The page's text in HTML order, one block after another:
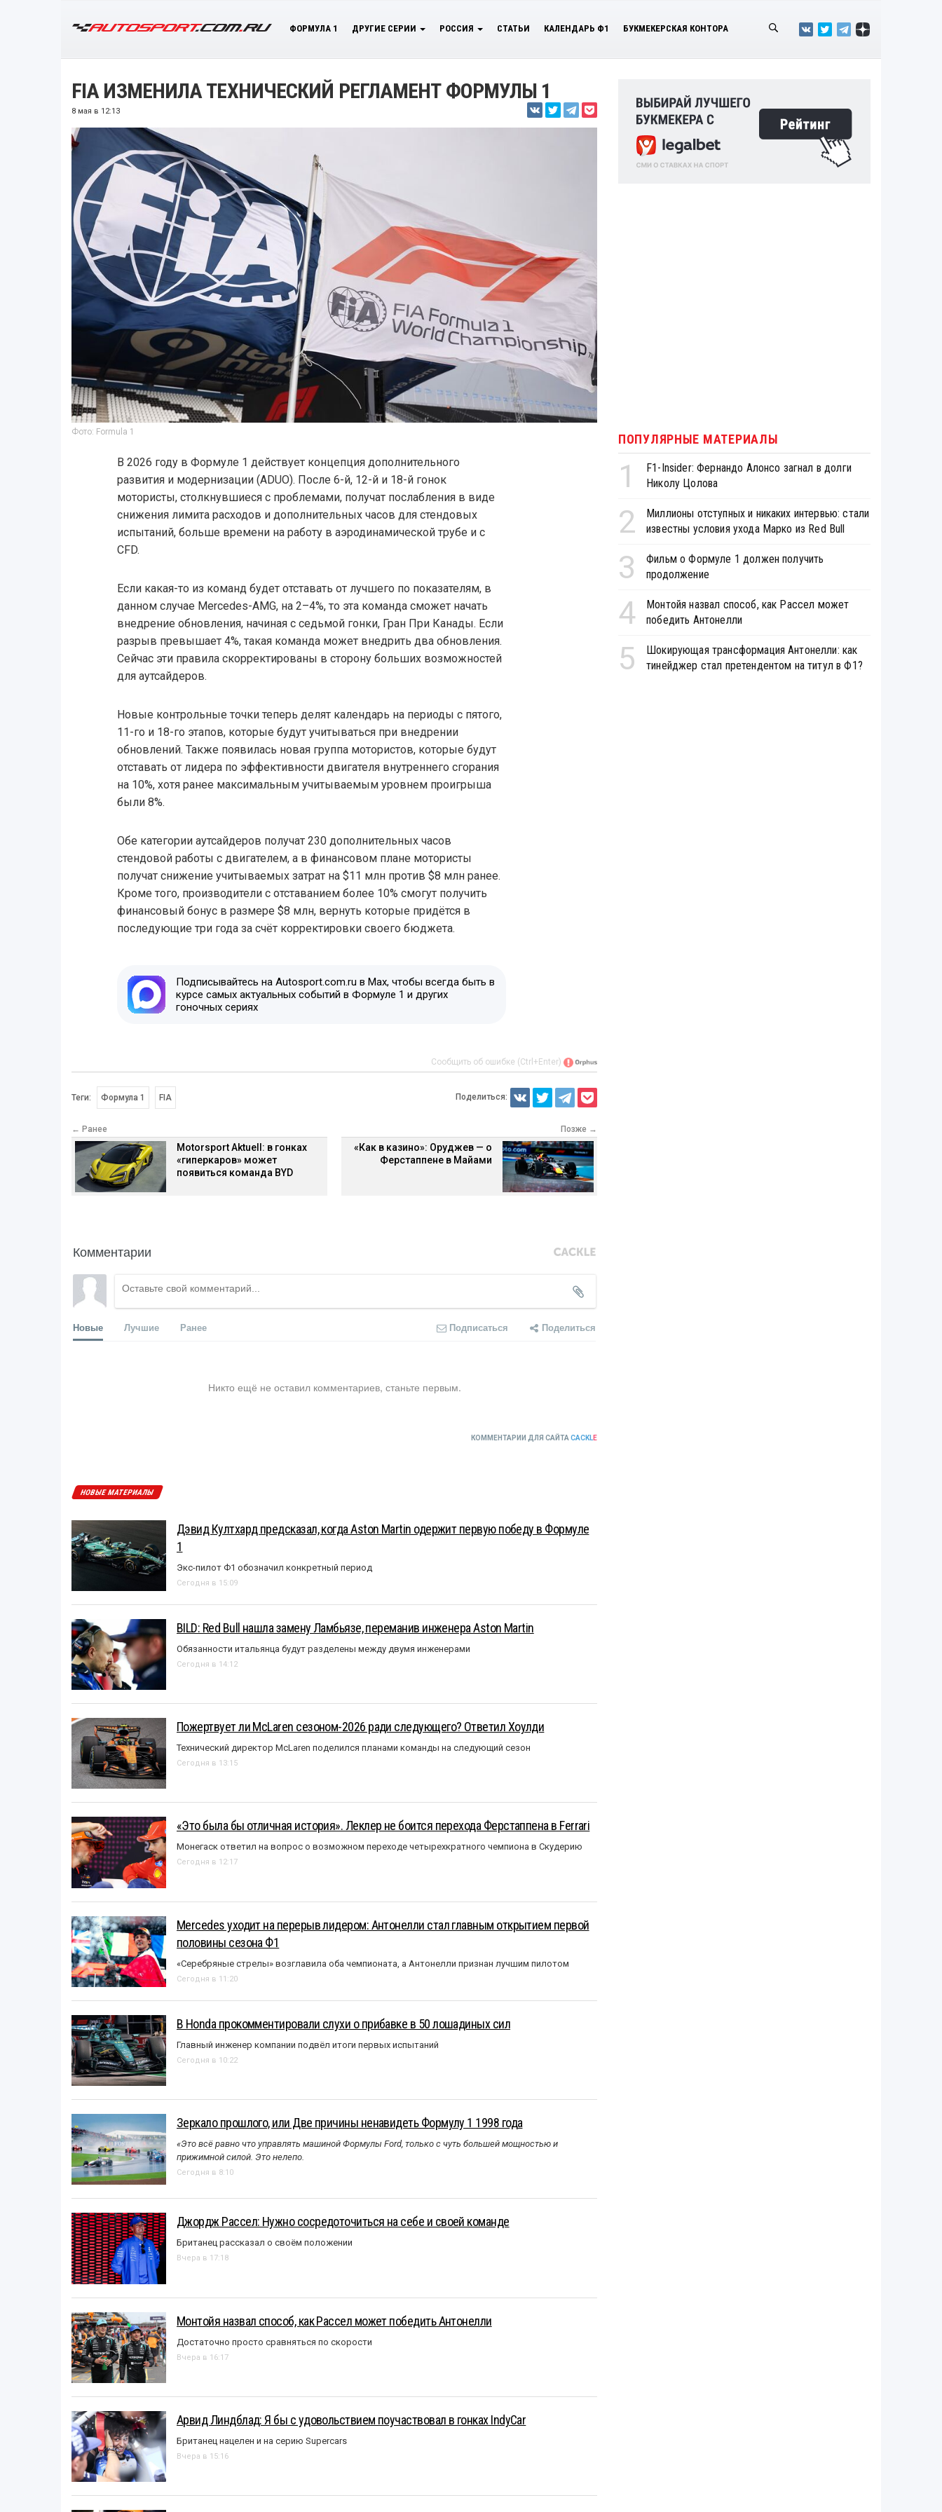
ФОРМУЛА 1 ДРУГИЕ СЕРИИ РОССИЯ СТАТЬИ КАЛЕНДАРЬ Ф1 БУКМЕКЕРСКАЯ КОНТОРА
FIA ИЗМЕНИЛА ТЕХНИЧЕСКИЙ РЕГЛАМЕНТ ФОРМУЛЫ 1
8 мая в 12:13
Фото: Formula 1
В 2026 году в Формуле 1 действует концепция дополнительного
развития и модернизации (ADUO). После 6-й, 12-й и 18-й гонок
мотористы, столкнувшиеся с проблемами, получат послабления в виде
снижения лимита расходов и дополнительных часов для стендовых
испытаний, больше времени на работу в аэродинамической трубе и с
CFD.
Если какая-то из команд будет отставать от лучшего по показателям, в
данном случае Mercedes-AMG, на 2–4%, то эта команда сможет начать
внедрение обновления, начиная с седьмой гонки, Гран При Канады. Если
разрыв превышает 4%, такая команда может внедрить два обновления.
Сейчас эти правила скорректированы в сторону больших возможностей
для аутсайдеров.
Новые контрольные точки теперь делят календарь на периоды с пятого,
11-го и 18-го этапов, которые будут учитываться при внедрении
обновлений. Также появилась новая группа мотористов, которые будут
отставать от лидера по эффективности двигателя внутреннего сгорания
на 10%, хотя ранее максимальным учитываемым уровнем проигрыша
были 8%.
Обе категории аутсайдеров получат 230 дополнительных часов
стендовой работы с двигателем, а в финансовом плане мотористы
получат снижение учитываемых затрат на $11 млн против $8 млн ранее.
Кроме того, производители с отставанием более 10% смогут получить
финансовый бонус в размере $8 млн, вернуть которые придётся в
последующие три года за счёт корректировки своего бюджета.
Подписывайтесь на Autosport.com.ru в Max, чтобы всегда быть в
курсе самых актуальных событий в Формуле 1 и других
гоночных сериях
Сообщить об ошибке (Ctrl+Enter)
Теги: Формула 1 FIA Поделиться:
← Ранее
Motorsport Aktuell: в гонках
«гиперкаров» может
появиться команда BYD
Позже →
«Как в казино»: Оруджев — о
Ферстаппене в Майами
Комментарии
Новые Лучшие Ранее Подписаться Поделиться
Никто ещё не оставил комментариев, станьте первым.
КОММЕНТАРИИ ДЛЯ САЙТА CACKLE
НОВЫЕ МАТЕРИАЛЫ
Дэвид Култхард предсказал, когда Aston Martin одержит первую победу в Формуле
1
Экс-пилот Ф1 обозначил конкретный период
Сегодня в 15:09
BILD: Red Bull нашла замену Ламбьязе, переманив инженера Aston Martin
Обязанности итальянца будут разделены между двумя инженерами
Сегодня в 14:12
Пожертвует ли McLaren сезоном-2026 ради следующего? Ответил Хоулди
Технический директор McLaren поделился планами команды на следующий сезон
Сегодня в 13:15
«Это была бы отличная история». Леклер не боится перехода Ферстаппена в Ferrari
Монегаск ответил на вопрос о возможном переходе четырехкратного чемпиона в Скудерию
Сегодня в 12:17
Mercedes уходит на перерыв лидером: Антонелли стал главным открытием первой
половины сезона Ф1
«Серебряные стрелы» возглавила оба чемпионата, а Антонелли признан лучшим пилотом
Сегодня в 11:20
В Honda прокомментировали слухи о прибавке в 50 лошадиных сил
Главный инженер компании подвёл итоги первых испытаний
Сегодня в 10:22
Зеркало прошлого, или Две причины ненавидеть Формулу 1 1998 года
«Это всё равно что управлять машиной Формулы Ford, только с чуть большей мощностью и
прижимной силой. Это нелепо.
Сегодня в 8:10
Джордж Рассел: Нужно сосредоточиться на себе и своей команде
Британец рассказал о своём положении
Вчера в 17:18
Монтойя назвал способ, как Рассел может победить Антонелли
Достаточно просто сравняться по скорости
Вчера в 16:17
Арвид Линдблад: Я бы с удовольствием поучаствовал в гонках IndyCar
Британец нацелен и на серию Supercars
Вчера в 15:16
ПОПУЛЯРНЫЕ МАТЕРИАЛЫ
1
F1-Insider: Фернандо Алонсо загнал в долги
Николу Цолова
2
Миллионы отступных и никаких интервью: стали
известны условия ухода Марко из Red Bull
3
Фильм о Формуле 1 должен получить
продолжение
4
Монтойя назвал способ, как Рассел может
победить Антонелли
5
Шокирующая трансформация Антонелли: как
тинейджер стал претендентом на титул в Ф1?